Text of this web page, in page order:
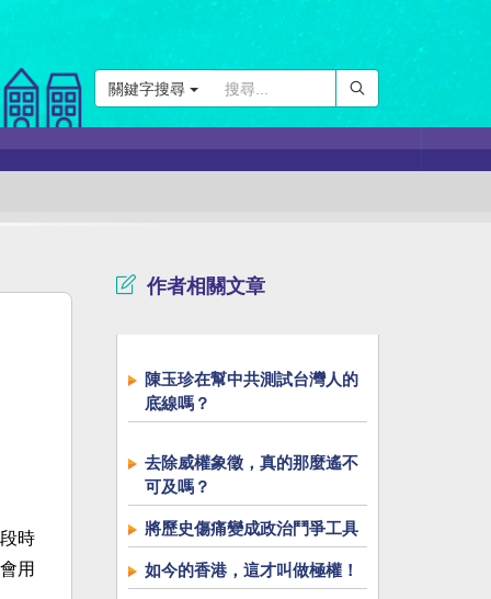
關鍵字搜尋
時
用
作者相關文章
陳玉珍在幫中共測試台灣人的
底線嗎？
去除威權象徵，真的那麼遙不
可及嗎？
將歷史傷痛變成政治鬥爭工具
如今的香港，這才叫做極權！